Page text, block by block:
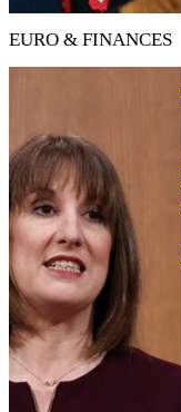
EURO & FINANCES